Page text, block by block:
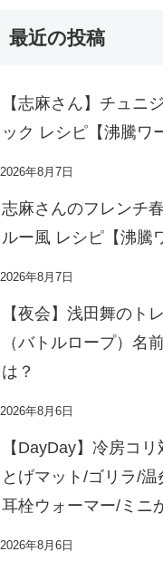
最近の投稿
【志麻さん】チュニ
ック レシピ【沸騰ワ
2026年8月7日
志麻さんのフレンチ
ルー風 レシピ【沸騰
2026年8月7日
【夜会】浅田舞のト
（バトルロープ）名
は？
2026年8月6日
【DayDay】冷房コ
とげマット/ゴリラ/
耳栓ウォーマー/ミニ
2026年8月6日